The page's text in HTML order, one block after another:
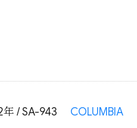
年 / SA-943 COLUMBIA